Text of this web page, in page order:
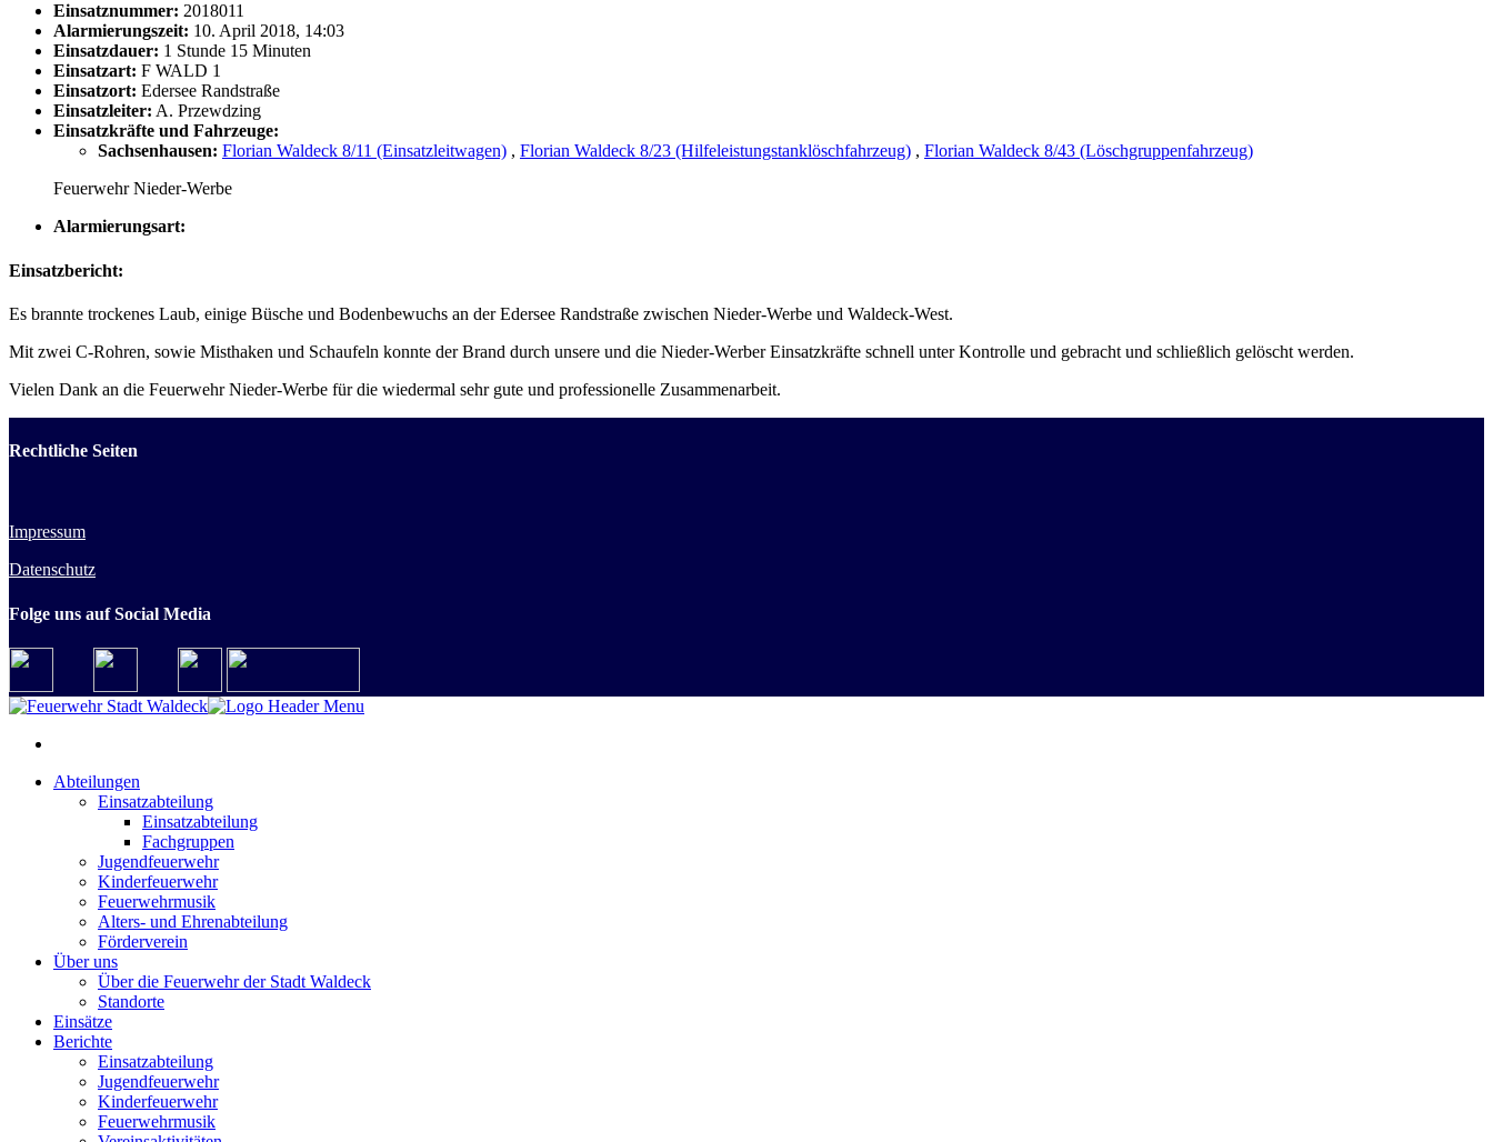
Einsatznummer: 2018011
Alarmierungszeit: 10. April 2018, 14:03
Einsatzdauer: 1 Stunde 15 Minuten
Einsatzart: F WALD 1
Einsatzort: Edersee Randstraße
Einsatzleiter: A. Przewdzing
Einsatzkräfte und Fahrzeuge:
Sachsenhausen: Florian Waldeck 8/11 (Einsatzleitwagen) , Florian Waldeck 8/23 (Hilfeleistungstanklöschfahrzeug) , Florian Waldeck 8/43 (Löschgruppenfahrzeug)
Feuerwehr Nieder-Werbe
Alarmierungsart:
Einsatzbericht:
Es brannte trockenes Laub, einige Büsche und Bodenbewuchs an der Edersee Randstraße zwischen Nieder-Werbe und Waldeck-West.
Mit zwei C-Rohren, sowie Misthaken und Schaufeln konnte der Brand durch unsere und die Nieder-Werber Einsatzkräfte schnell unter Kontrolle und gebracht und schließlich gelöscht werden.
Vielen Dank an die Feuerwehr Nieder-Werbe für die wiedermal sehr gute und professionelle Zusammenarbeit.
Rechtliche Seiten
Impressum
Datenschutz
Folge uns auf Social Media
Abteilungen
Einsatzabteilung
Einsatzabteilung
Fachgruppen
Jugendfeuerwehr
Kinderfeuerwehr
Feuerwehrmusik
Alters- und Ehrenabteilung
Förderverein
Über uns
Über die Feuerwehr der Stadt Waldeck
Standorte
Einsätze
Berichte
Einsatzabteilung
Jugendfeuerwehr
Kinderfeuerwehr
Feuerwehrmusik